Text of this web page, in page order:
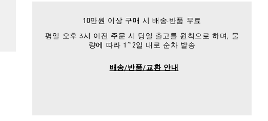
10만원 이상 구매 시 배송·반품 무료
평일 오후 3시 이전 주문 시 당일 출고를 원칙으로 하며, 물
량에 따라 1~2일 내로 순차 발송
배송/반품/교환 안내